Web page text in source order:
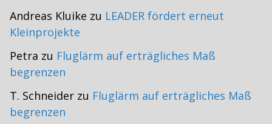
Andreas Kluike zu LEADER fördert erneut
Kleinprojekte
Petra zu Fluglärm auf erträgliches Maß
begrenzen
T. Schneider zu Fluglärm auf erträgliches Maß
begrenzen